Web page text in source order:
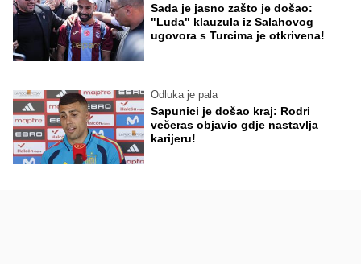
Sada je jasno zašto je došao:
"Luda" klauzula iz Salahovog
ugovora s Turcima je otkrivena!
Odluka je pala
Sapunici je došao kraj: Rodri
večeras objavio gdje nastavlja
karijeru!